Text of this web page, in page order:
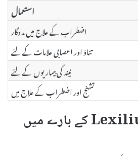
استعمال
اضطراب کے علاج میں مددگار
تناؤ اور اعصابی علامات کے لئے
نیند کی بیماریوں کے لئے
تشنج اور اضطراب کے علاج میں
8. Lexilium Tablet کے بارے میں